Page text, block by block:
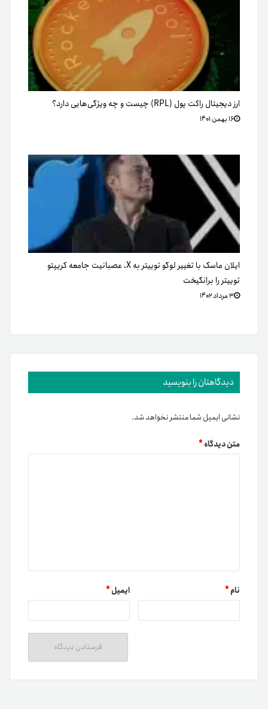
ارز دیجیتال راکت پول (RPL) چیست و چه ویژگی‌هایی دارد؟
۱۶ بهمن ۱۴۰۱
ایلان ماسک با تغییر لوگو توییتر به X، عصبانیت جامعه کریپتو
توییتر را برانگیخت
۳ مرداد ۱۴۰۲
دیدگاهتان را بنویسید
نشانی ایمیل شما منتشر نخواهد شد.
متن دیدگاه*
نام* ایمیل*